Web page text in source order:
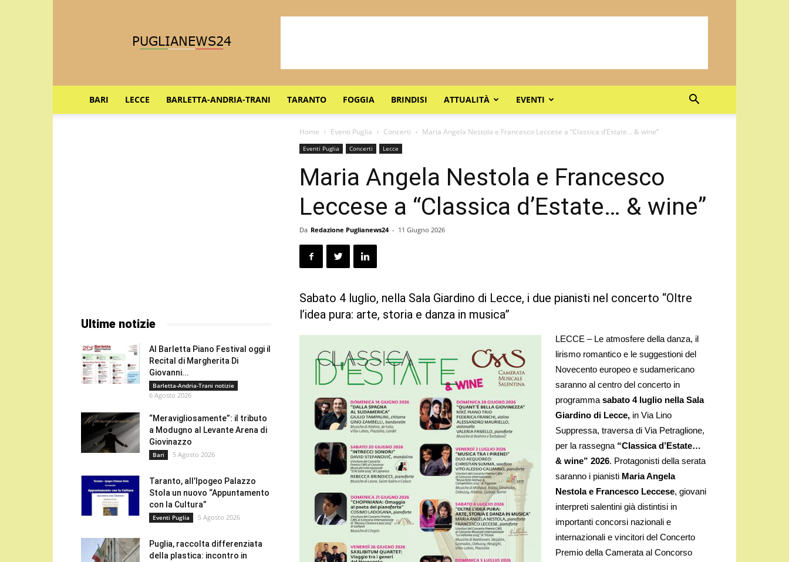
BARI LECCE BARLETTA-ANDRIA-TRANI TARANTO FOGGIA BRINDISI ATTUALITÀ EVENTI
Home Eventi Puglia Concerti Maria Angela Nestola e Francesco Leccese a “Classica d’Estate… & wine”
Eventi Puglia Concerti Lecce
Maria Angela Nestola e Francesco
Leccese a “Classica d’Estate… & wine”
Da Redazione Puglianews24 - 11 Giugno 2026
Sabato 4 luglio, nella Sala Giardino di Lecce, i due pianisti nel concerto “Oltre
l’idea pura: arte, storia e danza in musica”
LECCE – Le atmosfere della danza, il
lirismo romantico e le suggestioni del
Novecento europeo e sudamericano
saranno al centro del concerto in
programma sabato 4 luglio nella Sala
Giardino di Lecce, in Via Lino
Suppressa, traversa di Via Petraglione,
per la rassegna “Classica d’Estate…
& wine” 2026. Protagonisti della serata
saranno i pianisti Maria Angela
Nestola e Francesco Leccese, giovani
interpreti salentini già distintisi in
importanti concorsi nazionali e
internazionali e vincitori del Concerto
Premio della Camerata al Concorso
Ultime notizie
Al Barletta Piano Festival oggi il
Recital di Margherita Di
Giovanni...
Barletta-Andria-Trani notizie
6 Agosto 2026
“Meravigliosamente”: il tributo
a Modugno al Levante Arena di
Giovinazzo
Bari 5 Agosto 2026
Taranto, all’Ipogeo Palazzo
Stola un nuovo “Appuntamento
con la Cultura”
Eventi Puglia 5 Agosto 2026
Puglia, raccolta differenziata
della plastica: incontro in